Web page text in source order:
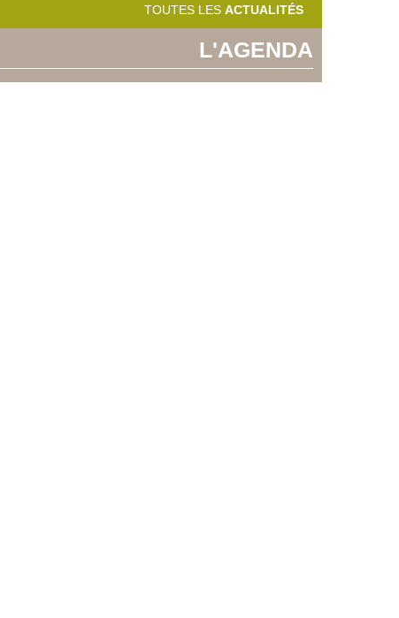
TOUTES LES ACTUALITÉS
L'AGENDA